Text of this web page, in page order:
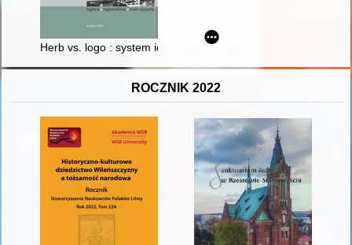
Herb vs. logo : system identyfikacji wizualnej na przykładzie
ROCZNIK 2022